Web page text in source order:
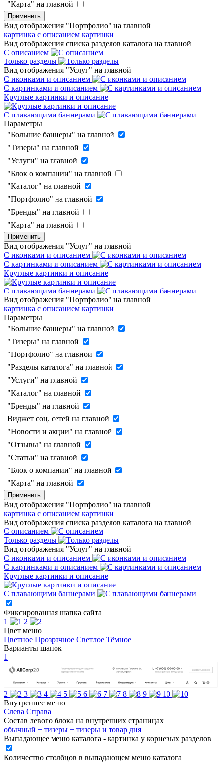
"Карта" на главной
Применить
Вид отображения "Портфолио" на главной
картинка с описанием картинки
Вид отображения списка разделов каталога на главной
С описанием
Только разделы
Вид отображения "Услуг" на главной
С иконками и описанием
С картинками и описанием
Круглые картинки и описание
С плавающими баннерами
Параметры
"Большие баннеры" на главной
"Тизеры" на главной
"Услуги" на главной
"Блок о компании" на главной
"Каталог" на главной
"Портфолио" на главной
"Бренды" на главной
"Карта" на главной
Применить
Вид отображения "Услуг" на главной
С иконками и описанием
С картинками и описанием
Круглые картинки и описание
С плавающими баннерами
Вид отображения "Портфолио" на главной
картинка с описанием картинки
Параметры
"Большие баннеры" на главной
"Тизеры" на главной
"Портфолио" на главной
"Разделы каталога" на главной
"Услуги" на главной
"Каталог" на главной
"Бренды" на главной
Виджет соц. сетей на главной
"Новости и акции" на главной
"Отзывы" на главной
"Статьи" на главной
"Блок о компании" на главной
"Карта" на главной
Применить
Вид отображения "Портфолио" на главной
картинка с описанием картинки
Вид отображения списка разделов каталога на главной
С описанием
Только разделы
Вид отображения "Услуг" на главной
С иконками и описанием
С картинками и описанием
Круглые картинки и описание
С плавающими баннерами
Фиксированная шапка сайта
1
2
Цвет меню
Цветное Прозрачное Светлое Тёмное
Варианты шапок
1
2 3 4 5 6 7 8 9
10
Внутреннее меню
Слева Справа
Состав левого блока на внутренних страницах
обычный + тизеры + тизеры и товар дня
Выпадающее меню каталога - картинка у корневых разделов
Количество столбцов в выпадающем меню каталога